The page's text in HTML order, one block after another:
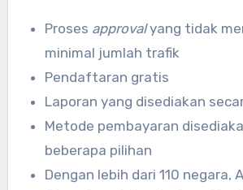
Proses approvalyang tidak
minimal jumlah trafik
Pendaftaran gratis
Laporan yang disediakan
Metode pembayaran
beberapa pilihan
Dengan lebih dari 110 negara,